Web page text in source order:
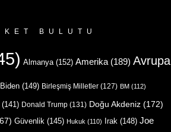
BULUTU
Almanya (152) Amerika (189) Avrupa
Biden (149) Birleşmiş Milletler (127) BM (112)
(141) Donald Trump (131) Doğu Akdeniz (172)
Güvenlik (145) Hukuk (110) Irak (148) Joe